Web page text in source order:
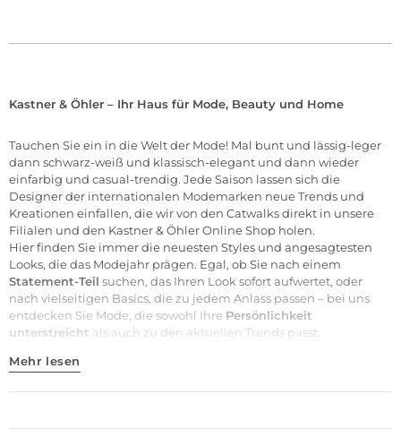
Kastner & Öhler – Ihr Haus für Mode, Beauty und Home
Tauchen Sie ein in die Welt der Mode! Mal bunt und lässig-leger
dann schwarz-weiß und klassisch-elegant und dann wieder
einfarbig und casual-trendig. Jede Saison lassen sich die
Designer der internationalen Modemarken neue Trends und
Kreationen einfallen, die wir von den Catwalks direkt in unsere
Filialen und den Kastner & Öhler Online Shop holen.
Hier finden Sie immer die neuesten Styles und angesagtesten
Looks, die das Modejahr prägen. Egal, ob Sie nach einem
Statement-Teil suchen, das Ihren Look sofort aufwertet, oder
nach vielseitigen Basics, die zu jedem Anlass passen – bei uns
entdecken Sie Mode, die sowohl Ihre Persönlichkeit
unterstreicht als auch zu den aktuellen Trends passt.
Mehr lesen